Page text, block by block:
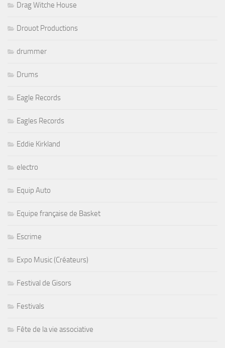
Drag Witche House
Drouot Productions
drummer
Drums
Eagle Records
Eagles Records
Eddie Kirkland
electro
Equip Auto
Equipe française de Basket
Escrime
Expo Music (Créateurs)
Festival de Gisors
Festivals
Fête de la vie associative